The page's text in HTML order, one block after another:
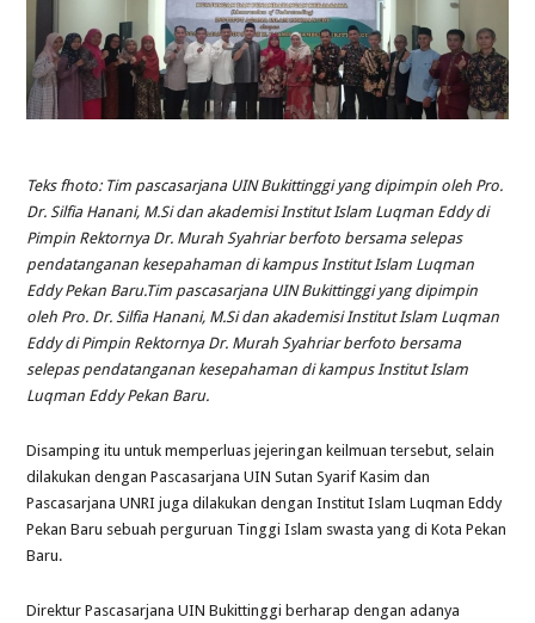
Teks fhoto: Tim pascasarjana UIN Bukittinggi yang dipimpin oleh Pro.
Dr. Silfia Hanani, M.Si dan akademisi Institut Islam Luqman Eddy di
Pimpin Rektornya Dr. Murah Syahriar berfoto bersama selepas
pendatanganan kesepahaman di kampus Institut Islam Luqman
Eddy Pekan Baru.Tim pascasarjana UIN Bukittinggi yang dipimpin
oleh Pro. Dr. Silfia Hanani, M.Si dan akademisi Institut Islam Luqman
Eddy di Pimpin Rektornya Dr. Murah Syahriar berfoto bersama
selepas pendatanganan kesepahaman di kampus Institut Islam
Luqman Eddy Pekan Baru.
Disamping itu untuk memperluas jejeringan keilmuan tersebut, selain
dilakukan dengan Pascasarjana UIN Sutan Syarif Kasim dan
Pascasarjana UNRI juga dilakukan dengan Institut Islam Luqman Eddy
Pekan Baru sebuah perguruan Tinggi Islam swasta yang di Kota Pekan
Baru.
Direktur Pascasarjana UIN Bukittinggi berharap dengan adanya